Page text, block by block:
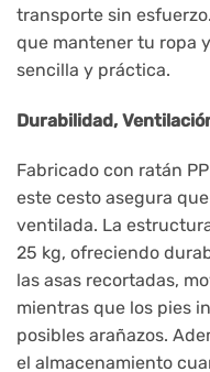
transporte sin
que mantener tu ropa
sencilla y práctica.
Durabilidad,
Fabricado con ratán
este cesto asegura
ventilada. La
25 kg, ofreciendo
las asas recortadas,
mientras que los pies
posibles arañazos.
el almacenamiento